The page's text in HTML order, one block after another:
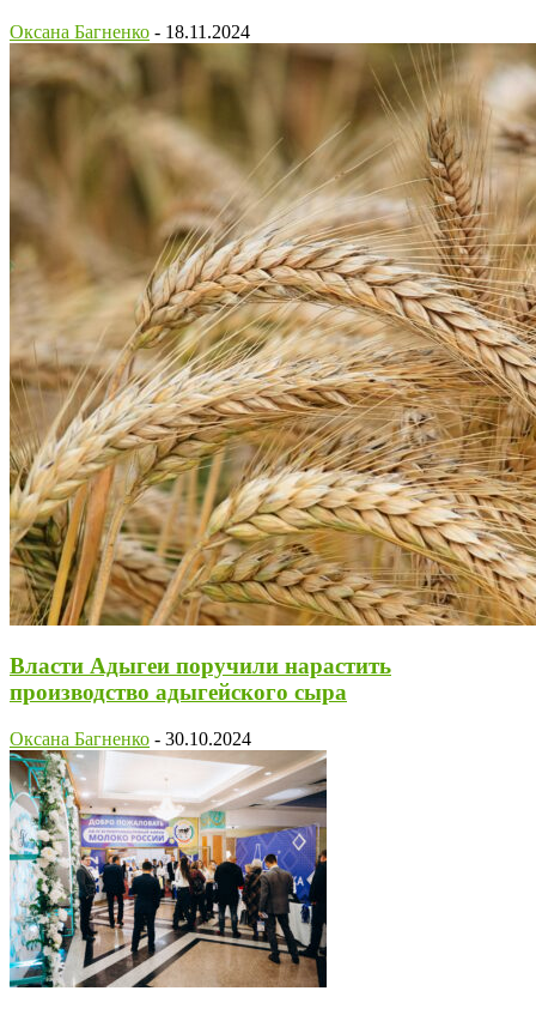
Оксана Багненко - 18.11.2024
Власти Адыгеи поручили нарастить
производство адыгейского сыра
Оксана Багненко - 30.10.2024